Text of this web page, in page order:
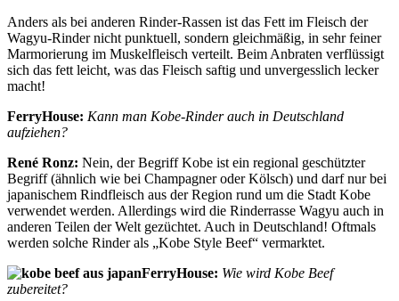
Anders als bei anderen Rinder-Rassen ist das Fett im Fleisch der
Wagyu-Rinder nicht punktuell, sondern gleichmäßig, in sehr feiner
Marmorierung im Muskelfleisch verteilt. Beim Anbraten verflüssigt
sich das fett leicht, was das Fleisch saftig und unvergesslich lecker
macht!
FerryHouse: Kann man Kobe-Rinder auch in Deutschland
aufziehen?
René Ronz: Nein, der Begriff Kobe ist ein regional geschützter
Begriff (ähnlich wie bei Champagner oder Kölsch) und darf nur bei
japanischem Rindfleisch aus der Region rund um die Stadt Kobe
verwendet werden. Allerdings wird die Rinderrasse Wagyu auch in
anderen Teilen der Welt gezüchtet. Auch in Deutschland! Oftmals
werden solche Rinder als „Kobe Style Beef“ vermarktet.
FerryHouse: Wie wird Kobe Beef
zubereitet?